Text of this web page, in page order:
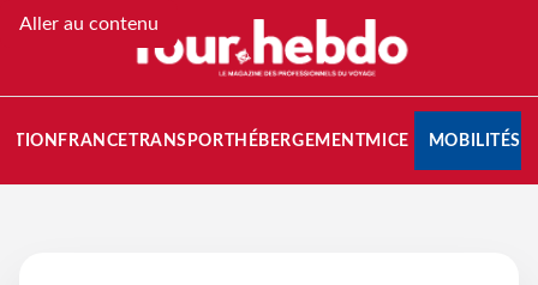
Aller au contenu
FRANCETRANSPORT HÉBERGEMENTMICE MOBILITÉS